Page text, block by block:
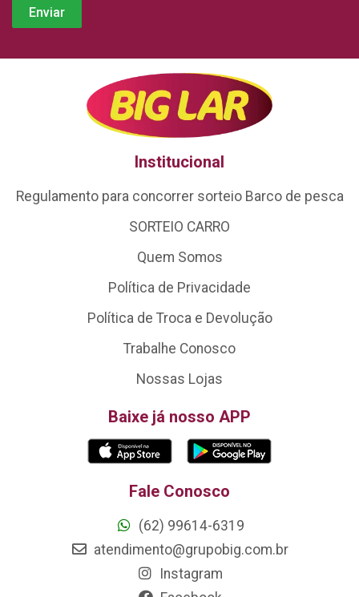
Institucional
Regulamento para concorrer sorteio Barco de pesca
SORTEIO CARRO
Quem Somos
Política de Privacidade
Política de Troca e Devolução
Trabalhe Conosco
Nossas Lojas
Baixe já nosso APP
Fale Conosco
(62) 99614-6319
atendimento@grupobig.com.br
Instagram